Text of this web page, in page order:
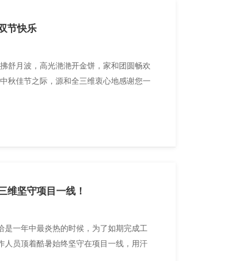
节快乐
舒月波，高光滟滟开金饼，家和团圆畅欢
秋佳节之际，源和全三维衷心地感谢您一
维坚守项目一线！
是一年中最炎热的时候，为了如期完成工
人员顶着酷暑始终坚守在项目一线，用汗